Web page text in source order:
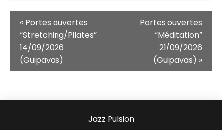
i
a
« Portes ouvertes
“Stretching/Pilates”
14/09/2026
(Guipavas)
Portes ouvertes
“Méditation”
21/09/2026
(Guipavas) »
Jazz Pulsion